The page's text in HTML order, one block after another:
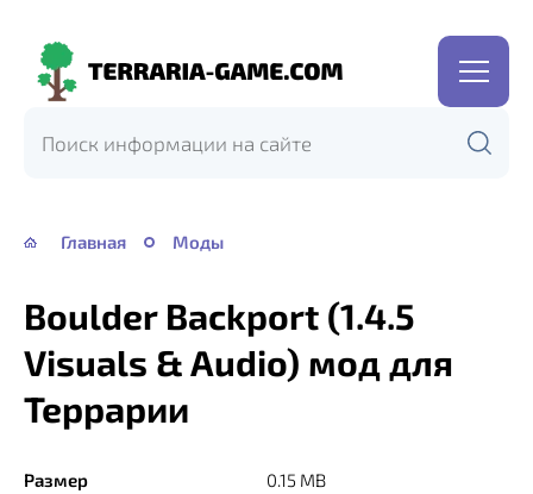
Terraria-
Главная Моды
Boulder Backport (1.4.5
Visuals & Audio) мод для
Террарии
Размер
0.15 MB